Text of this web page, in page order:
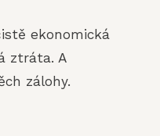
ekonomická
ztráta. A
zálohy.